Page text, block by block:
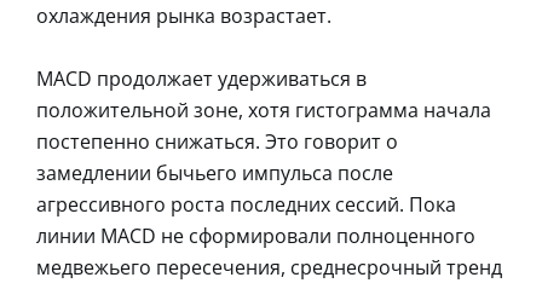
охлаждения рынка возрастает.
MACD продолжает удерживаться в
положительной зоне, хотя гистограмма начала
постепенно снижаться. Это говорит о
замедлении бычьего импульса после
агрессивного роста последних сессий. Пока
линии MACD не сформировали полноценного
медвежьего пересечения, среднесрочный тренд